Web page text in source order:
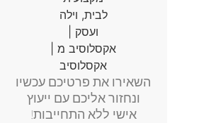
השאירו את פרטיכם עכשיו
ונחזור אליכם עם ייעוץ
אישי ללא התחייבות!